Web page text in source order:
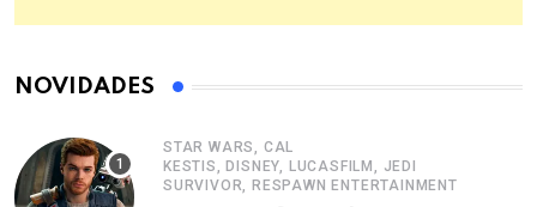
NOVIDADES
STAR WARS, CAL
KESTIS, DISNEY, LUCASFILM, JEDI
SURVIVOR, RESPAWN ENTERTAINMENT